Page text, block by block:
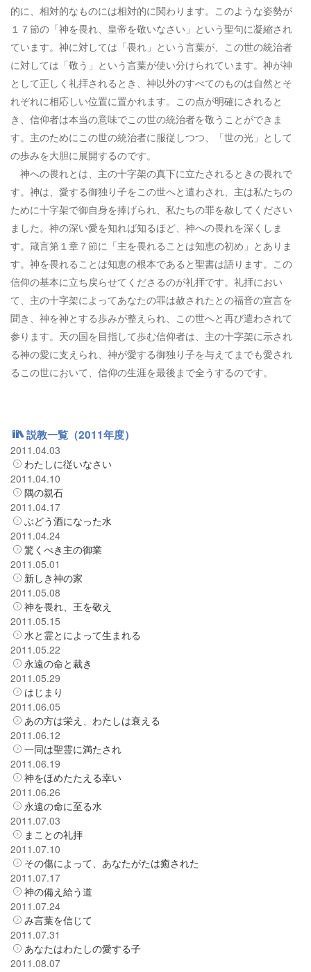
的に、相対的なものには相対的に関わります。このような姿勢が
１７節の「神を畏れ、皇帝を敬いなさい」という聖句に凝縮され
ています。神に対しては「畏れ」という言葉が、この世の統治者
に対しては「敬う」という言葉が使い分けられています。神が神
として正しく礼拝されるとき、神以外のすべてのものは自然とそ
れぞれに相応しい位置に置かれます。この点が明確にされると
き、信仰者は本当の意味でこの世の統治者を敬うことができま
す。主のためにこの世の統治者に服従しつつ、「世の光」として
の歩みを大胆に展開するのです。
神への畏れとは、主の十字架の真下に立たされるときの畏れで
す。神は、愛する御独り子をこの世へと遣わされ、主は私たちの
ために十字架で御自身を捧げられ、私たちの罪を赦してください
ました。神の深い愛を知れば知るほど、神への畏れを深くしま
す。箴言第１章７節に「主を畏れることは知恵の初め」とありま
す。神を畏れることは知恵の根本であると聖書は語ります。この
信仰の基本に立ち戻らせてくださるのが礼拝です。礼拝におい
て、主の十字架によってあなたの罪は赦されたとの福音の宣言を
聞き、神を神とする歩みが整えられ、この世へと再び遣わされて
参ります。天の国を目指して歩む信仰者は、主の十字架に示され
る神の愛に支えられ、神が愛する御独り子を与えてまでも愛され
るこの世において、信仰の生涯を最後まで全うするのです。
説教一覧（2011年度）
2011.04.03
わたしに従いなさい
2011.04.10
隅の親石
2011.04.17
ぶどう酒になった水
2011.04.24
驚くべき主の御業
2011.05.01
新しき神の家
2011.05.08
神を畏れ、王を敬え
2011.05.15
水と霊とによって生まれる
2011.05.22
永遠の命と裁き
2011.05.29
はじまり
2011.06.05
あの方は栄え、わたしは衰える
2011.06.12
一同は聖霊に満たされ
2011.06.19
神をほめたたえる幸い
2011.06.26
永遠の命に至る水
2011.07.03
まことの礼拝
2011.07.10
その傷によって、あなたがたは癒された
2011.07.17
神の備え給う道
2011.07.24
み言葉を信じて
2011.07.31
あなたはわたしの愛する子
2011.08.07